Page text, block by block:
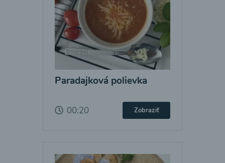
Paradajková polievka
00:20 Zobraziť